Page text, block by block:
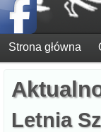
Strona główna
Letnia